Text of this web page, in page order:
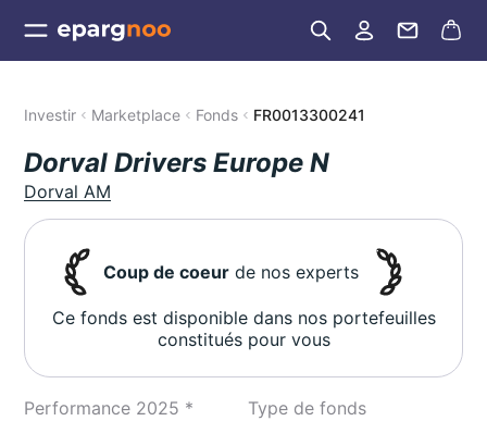
Investir Marketplace Fonds FR0013300241
Dorval Drivers Europe N
Dorval AM
Coup de coeur de nos experts
Ce fonds est disponible dans nos portefeuilles
constitués pour vous
Performance 2025 * Type de fonds